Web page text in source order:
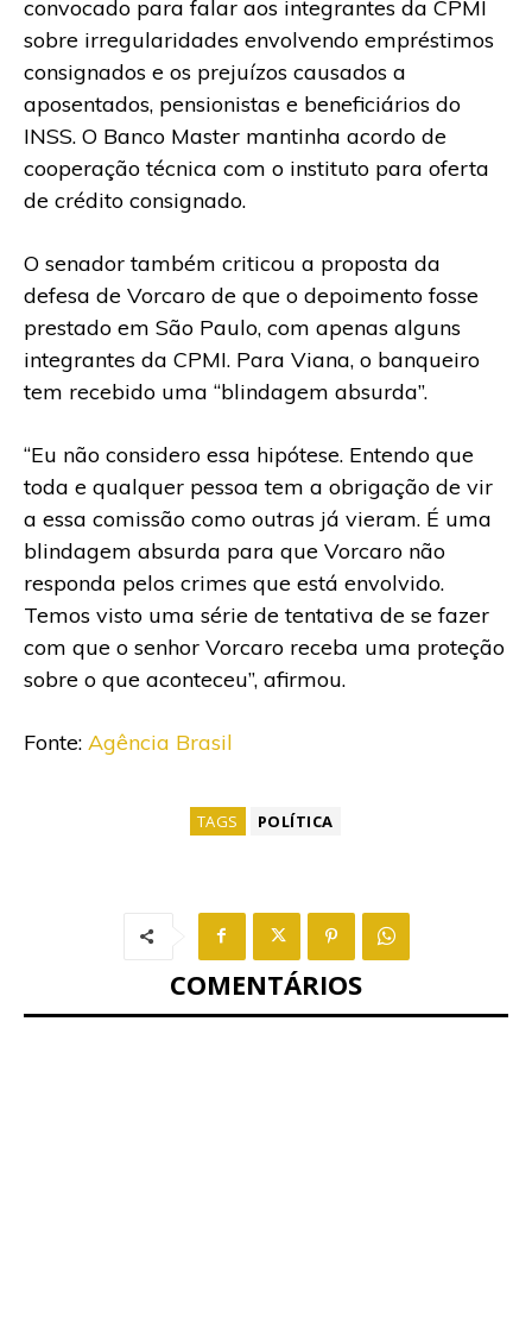
convocado para falar aos integrantes da CPMI
sobre irregularidades envolvendo empréstimos
consignados e os prejuízos causados a
aposentados, pensionistas e beneficiários do
INSS. O Banco Master mantinha acordo de
cooperação técnica com o instituto para oferta
de crédito consignado.
O senador também criticou a proposta da
defesa de Vorcaro de que o depoimento fosse
prestado em São Paulo, com apenas alguns
integrantes da CPMI. Para Viana, o banqueiro
tem recebido uma “blindagem absurda”.
“Eu não considero essa hipótese. Entendo que
toda e qualquer pessoa tem a obrigação de vir
a essa comissão como outras já vieram. É uma
blindagem absurda para que Vorcaro não
responda pelos crimes que está envolvido.
Temos visto uma série de tentativa de se fazer
com que o senhor Vorcaro receba uma proteção
sobre o que aconteceu”, afirmou.
Fonte: Agência Brasil
TAGS POLÍTICA
COMENTÁRIOS